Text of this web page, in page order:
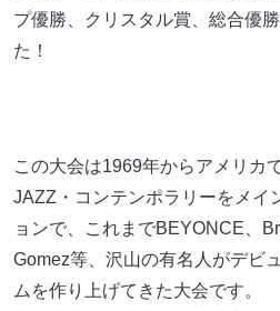
プ優勝、クリスタル賞、総合優
た！
この大会は1969年からアメリカ
JAZZ・コンテンポラリーをメイ
ョンで、これまでBEYONCE、
Gomez等、沢山の有名人がデビ
ムを作り上げてきた大会です。